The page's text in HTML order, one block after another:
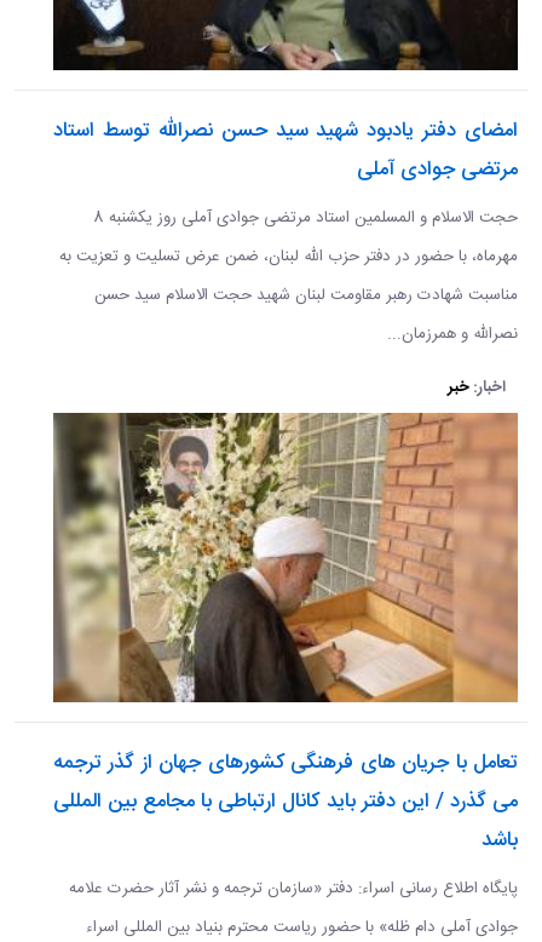
امضای دفتر یادبود شهید سید حسن نصرالله توسط استاد
مرتضی جوادی آملی
حجت الاسلام و المسلمین استاد مرتضی جوادی آملی روز یکشنبه 8
مهرماه، با حضور در دفتر حزب الله لبنان، ضمن عرض تسلیت و تعزیت به
مناسبت شهادت رهبر مقاومت لبنان شهید حجت الاسلام سید حسن
نصرالله و همرزمان...
اخبار:خبر
تعامل با جریان های فرهنگی کشورهای جهان از گذر ترجمه
می گذرد / این دفتر باید کانال ارتباطی با مجامع بین المللی
باشد
پایگاه اطلاع رسانی اسراء: دفتر «سازمان ترجمه و نشر آثار حضرت علامه
جوادی آملی دام ظله» با حضور ریاست محترم بنیاد بین المللی اسراء